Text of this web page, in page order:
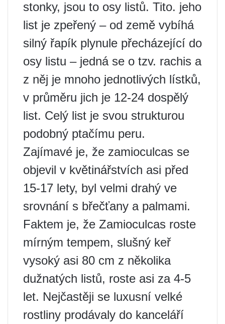
stonky, jsou to osy listů. Tito. jeho
list je zpeřený – od země vybíhá
silný řapík plynule přecházející do
osy listu – jedná se o tzv. rachis a
z něj je mnoho jednotlivých lístků,
v průměru jich je 12-24 dospělý
list. Celý list je svou strukturou
podobný ptačímu peru.
Zajímavé je, že zamioculcas se
objevil v květinářstvích asi před
15-17 lety, byl velmi drahý ve
srovnání s břečťany a palmami.
Faktem je, že Zamioculcas roste
mírným tempem, slušný keř
vysoký asi 80 cm z několika
dužnatých listů, roste asi za 4-5
let. Nejčastěji se luxusní velké
rostliny prodávaly do kanceláří